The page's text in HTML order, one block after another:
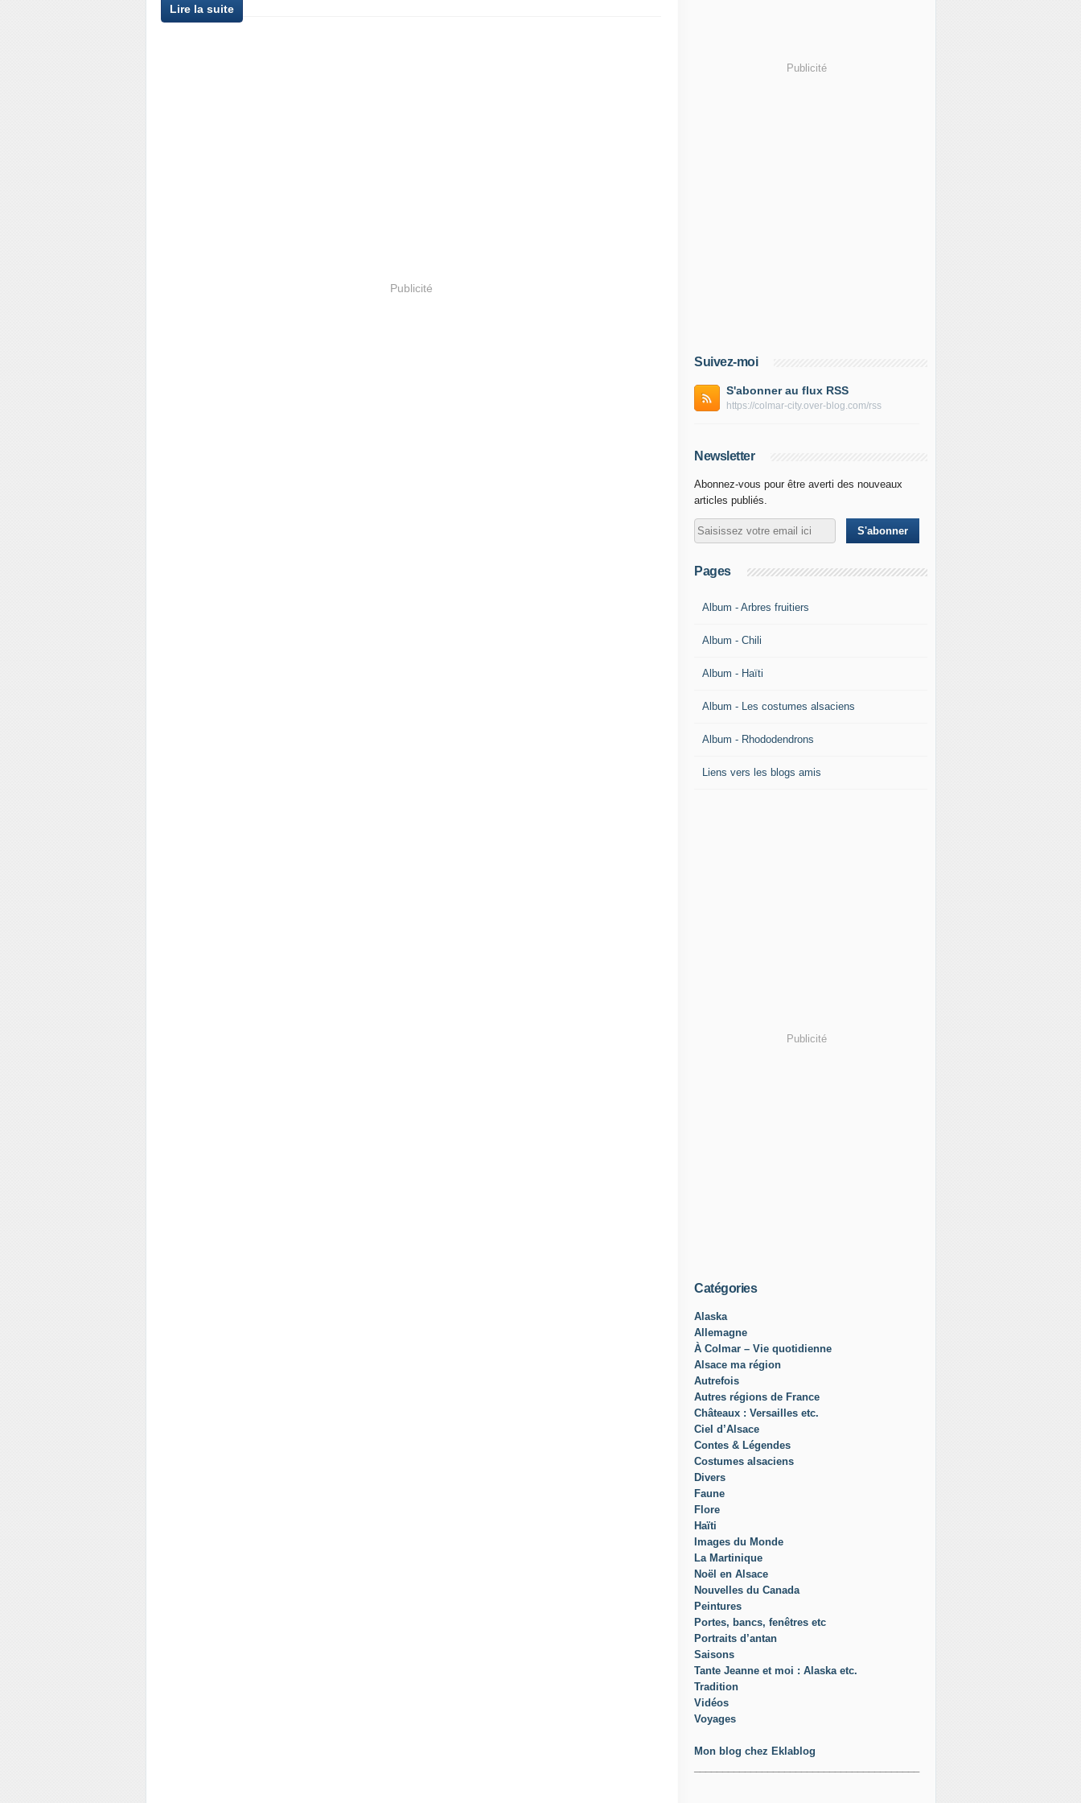
Lire la suite
Publicité
Publicité
Suivez-moi
S'abonner au flux RSS
https://colmar-city.over-blog.com/rss
Newsletter
Abonnez-vous pour être averti des nouveaux
articles publiés.
Pages
Album - Arbres fruitiers
Album - Chili
Album - Haïti
Album - Les costumes alsaciens
Album - Rhododendrons
Liens vers les blogs amis
Publicité
Catégories
Alaska
Allemagne
À Colmar – Vie quotidienne
Alsace ma région
Autrefois
Autres régions de France
Châteaux : Versailles etc.
Ciel d’Alsace
Contes & Légendes
Costumes alsaciens
Divers
Faune
Flore
Haïti
Images du Monde
La Martinique
Noël en Alsace
Nouvelles du Canada
Peintures
Portes, bancs, fenêtres etc
Portraits d’antan
Saisons
Tante Jeanne et moi : Alaska etc.
Tradition
Vidéos
Voyages
Mon blog chez Eklablog